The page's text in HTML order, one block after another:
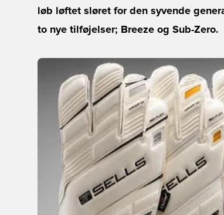
løb løftet sløret for den syvende
to nye tilføjelser; Breeze og Sub-Zero.